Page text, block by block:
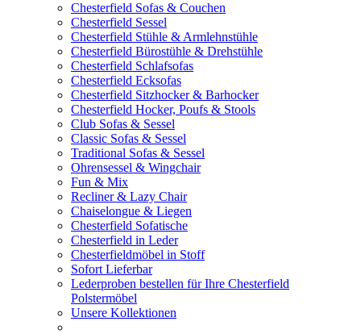
Chesterfield Sofas & Couchen
Chesterfield Sessel
Chesterfield Stühle & Armlehnstühle
Chesterfield Bürostühle & Drehstühle
Chesterfield Schlafsofas
Chesterfield Ecksofas
Chesterfield Sitzhocker & Barhocker
Chesterfield Hocker, Poufs & Stools
Club Sofas & Sessel
Classic Sofas & Sessel
Traditional Sofas & Sessel
Ohrensessel & Wingchair
Fun & Mix
Recliner & Lazy Chair
Chaiselongue & Liegen
Chesterfield Sofatische
Chesterfield in Leder
Chesterfieldmöbel in Stoff
Sofort Lieferbar
Lederproben bestellen für Ihre Chesterfield
Polstermöbel
Unsere Kollektionen